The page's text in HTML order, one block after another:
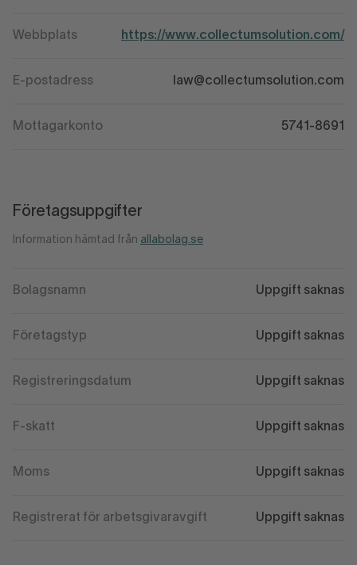
Webbplats https://www.collectumsolution.com/
E-postadress law@collectumsolution.com
Mottagarkonto 5741-8691
Företagsuppgifter
Information hämtad från allabolag.se
Bolagsnamn Uppgift saknas
Företagstyp Uppgift saknas
Registreringsdatum Uppgift saknas
F-skatt Uppgift saknas
Moms Uppgift saknas
Registrerat för arbetsgivaravgift Uppgift saknas